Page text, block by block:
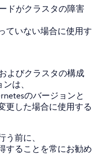
ドがクラスタの障害
ていない場合に使用す
よびクラスタの構成
は、
のバージョンと
更した場合に使用する
前に、
することを常にお勧め